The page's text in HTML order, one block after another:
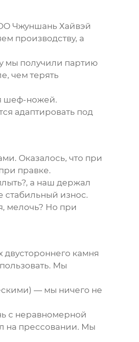
Чжуншань Хайвэй
производству, а
мы получили партию
чем терять
шеф-ножей.
адаптировать под
Оказалось, что при
правке.
а наш держал
стабильный износ.
мелочь? Но при
двустороннего камня
Мы
— мы ничего не
с неравномерной
на прессовании. Мы